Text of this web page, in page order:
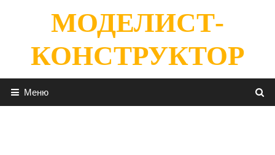
содержимомуМОДЕЛИСТ-
КОНСТРУКТОР
Меню